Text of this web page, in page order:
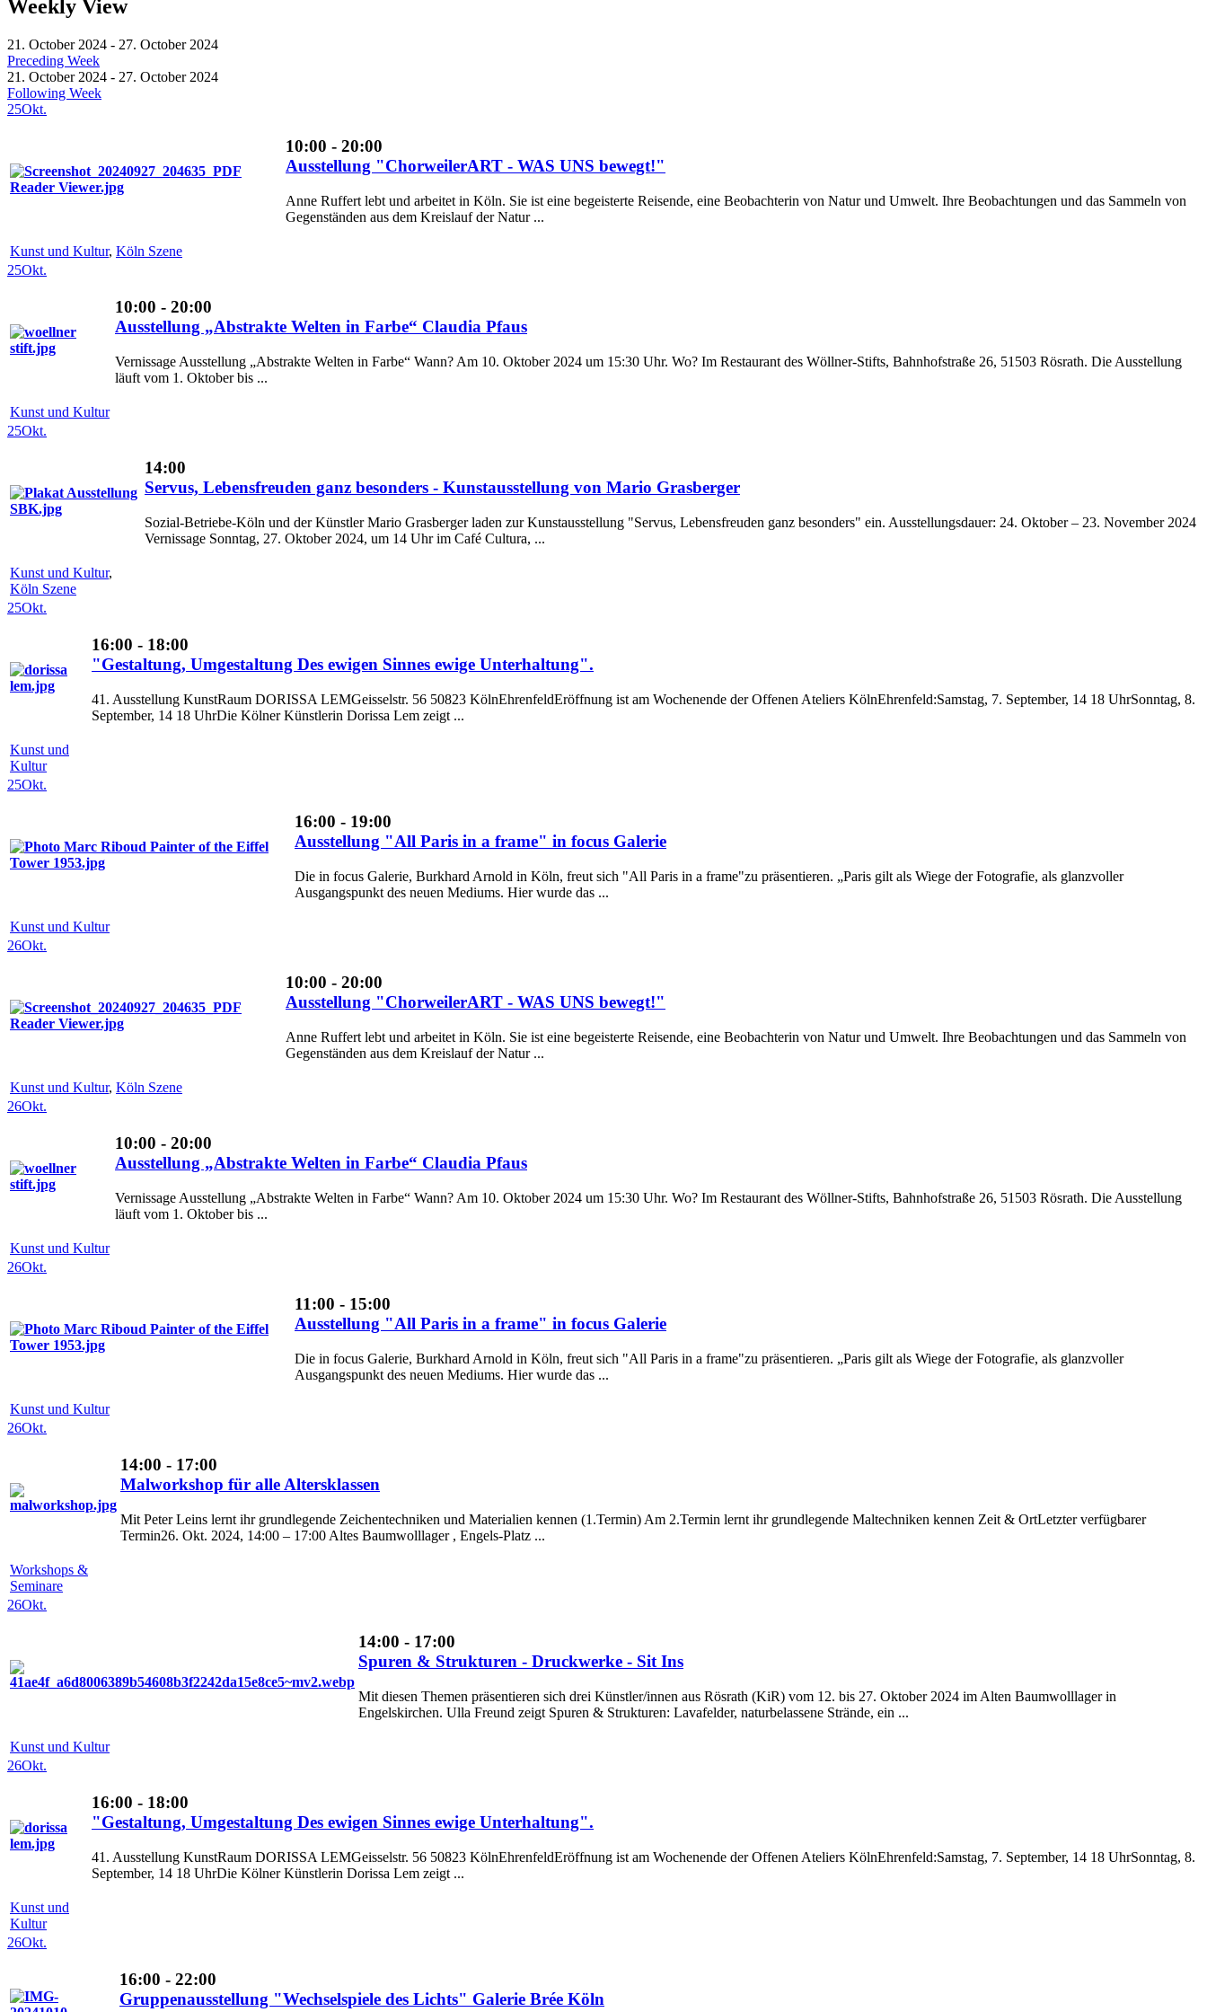
Weekly View
21. October 2024 - 27. October 2024
Preceding Week
21. October 2024 - 27. October 2024
Following Week
25Okt.
10:00 - 20:00
Ausstellung "ChorweilerART - WAS UNS bewegt!"
Anne Ruffert lebt und arbeitet in Köln. Sie ist eine begeisterte Reisende, eine Beobachterin von Natur und Umwelt. Ihre Beobachtungen und das Sammeln von
Gegenständen aus dem Kreislauf der Natur ...
Kunst und Kultur, Köln Szene
25Okt.
10:00 - 20:00
Ausstellung „Abstrakte Welten in Farbe“ Claudia Pfaus
Vernissage Ausstellung „Abstrakte Welten in Farbe“ Wann? Am 10. Oktober 2024 um 15:30 Uhr. Wo? Im Restaurant des Wöllner-Stifts, Bahnhofstraße 26, 51503 Rösrath. Die Ausstellung
läuft vom 1. Oktober bis ...
Kunst und Kultur
25Okt.
14:00
Servus, Lebensfreuden ganz besonders - Kunstausstellung von Mario Grasberger
Sozial-Betriebe-Köln und der Künstler Mario Grasberger laden zur Kunstausstellung "Servus, Lebensfreuden ganz besonders" ein. Ausstellungsdauer: 24. Oktober – 23. November 2024
Vernissage Sonntag, 27. Oktober 2024, um 14 Uhr im Café Cultura, ...
Kunst und Kultur,
Köln Szene
25Okt.
16:00 - 18:00
"Gestaltung, Umgestaltung Des ewigen Sinnes ewige Unterhaltung".
41. Ausstellung KunstRaum DORISSA LEMGeisselstr. 56 50823 KölnEhrenfeldEröffnung ist am Wochenende der Offenen Ateliers KölnEhrenfeld:Samstag, 7. September, 14 18 UhrSonntag, 8.
September, 14 18 UhrDie Kölner Künstlerin Dorissa Lem zeigt ...
Kunst und
Kultur
25Okt.
16:00 - 19:00
Ausstellung "All Paris in a frame" in focus Galerie
Die in focus Galerie, Burkhard Arnold in Köln, freut sich "All Paris in a frame"zu präsentieren. „Paris gilt als Wiege der Fotografie, als glanzvoller
Ausgangspunkt des neuen Mediums. Hier wurde das ...
Kunst und Kultur
26Okt.
10:00 - 20:00
Ausstellung "ChorweilerART - WAS UNS bewegt!"
Anne Ruffert lebt und arbeitet in Köln. Sie ist eine begeisterte Reisende, eine Beobachterin von Natur und Umwelt. Ihre Beobachtungen und das Sammeln von
Gegenständen aus dem Kreislauf der Natur ...
Kunst und Kultur, Köln Szene
26Okt.
10:00 - 20:00
Ausstellung „Abstrakte Welten in Farbe“ Claudia Pfaus
Vernissage Ausstellung „Abstrakte Welten in Farbe“ Wann? Am 10. Oktober 2024 um 15:30 Uhr. Wo? Im Restaurant des Wöllner-Stifts, Bahnhofstraße 26, 51503 Rösrath. Die Ausstellung
läuft vom 1. Oktober bis ...
Kunst und Kultur
26Okt.
11:00 - 15:00
Ausstellung "All Paris in a frame" in focus Galerie
Die in focus Galerie, Burkhard Arnold in Köln, freut sich "All Paris in a frame"zu präsentieren. „Paris gilt als Wiege der Fotografie, als glanzvoller
Ausgangspunkt des neuen Mediums. Hier wurde das ...
Kunst und Kultur
26Okt.
14:00 - 17:00
Malworkshop für alle Altersklassen
Mit Peter Leins lernt ihr grundlegende Zeichentechniken und Materialien kennen (1.Termin) Am 2.Termin lernt ihr grundlegende Maltechniken kennen Zeit & OrtLetzter verfügbarer
Termin26. Okt. 2024, 14:00 – 17:00 Altes Baumwolllager , Engels-Platz ...
Workshops &
Seminare
26Okt.
14:00 - 17:00
Spuren & Strukturen - Druckwerke - Sit Ins
Mit diesen Themen präsentieren sich drei Künstler/innen aus Rösrath (KiR) vom 12. bis 27. Oktober 2024 im Alten Baumwolllager in
Engelskirchen. Ulla Freund zeigt Spuren & Strukturen: Lavafelder, naturbelassene Strände, ein ...
Kunst und Kultur
26Okt.
16:00 - 18:00
"Gestaltung, Umgestaltung Des ewigen Sinnes ewige Unterhaltung".
41. Ausstellung KunstRaum DORISSA LEMGeisselstr. 56 50823 KölnEhrenfeldEröffnung ist am Wochenende der Offenen Ateliers KölnEhrenfeld:Samstag, 7. September, 14 18 UhrSonntag, 8.
September, 14 18 UhrDie Kölner Künstlerin Dorissa Lem zeigt ...
Kunst und
Kultur
26Okt.
16:00 - 22:00
Gruppenausstellung "Wechselspiele des Lichts" Galerie Brée Köln